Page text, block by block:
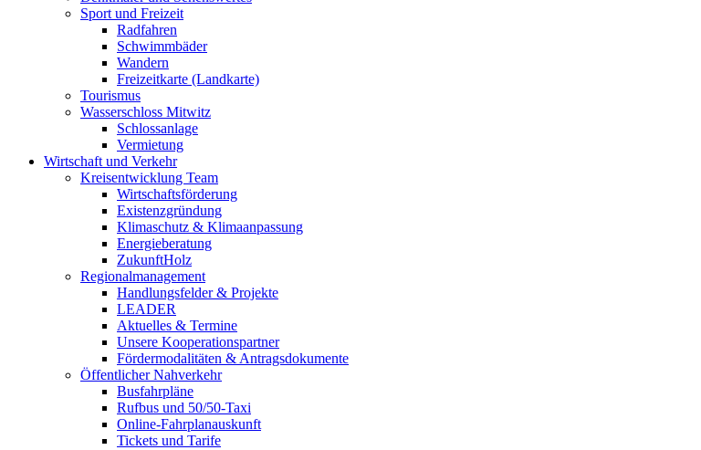
Sport und Freizeit
Radfahren
Schwimmbäder
Wandern
Freizeitkarte (Landkarte)
Tourismus
Wasserschloss Mitwitz
Schlossanlage
Vermietung
Wirtschaft und Verkehr
Kreisentwicklung Team
Wirtschaftsförderung
Existenzgründung
Klimaschutz & Klimaanpassung
Energieberatung
ZukunftHolz
Regionalmanagement
Handlungsfelder & Projekte
LEADER
Aktuelles & Termine
Unsere Kooperationspartner
Fördermodalitäten & Antragsdokumente
Öffentlicher Nahverkehr
Busfahrpläne
Rufbus und 50/50-Taxi
Online-Fahrplanauskunft
Tickets und Tarife